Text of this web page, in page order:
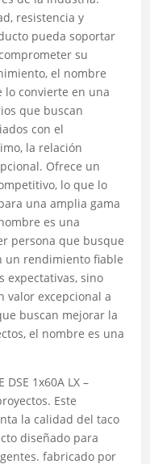
resistencia y
pueda soportar
su
el nombre
lo convierte en una
que buscan
con el
la relación
Ofrece un
lo que lo
una amplia gama
es una
persona que busque
un rendimiento fiable
expectativas, sino
valor excepcional a
buscan mejorar la
el nombre es una
DSE 1x60A LX –
Este
la calidad del taco
diseñado para
fabricado por